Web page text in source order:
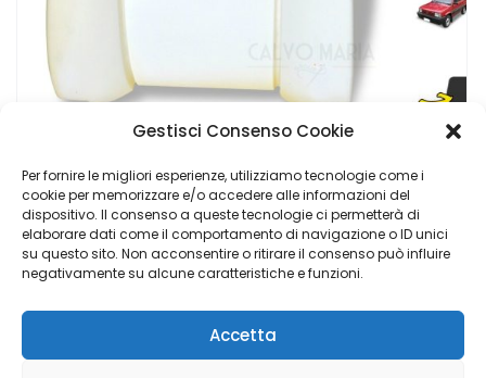
Gestisci Consenso Cookie
Per fornire le migliori esperienze, utilizziamo tecnologie come i
cookie per memorizzare e/o accedere alle informazioni del
dispositivo. Il consenso a queste tecnologie ci permetterà di
elaborare dati come il comportamento di navigazione o ID unici
su questo sito. Non acconsentire o ritirare il consenso può influire
negativamente su alcune caratteristiche e funzioni.
Accetta
Imbottitura Schienale Sedile Anteriore Fiat Panda 141 (1986–2003) – Destra/Sinistra
44,90€